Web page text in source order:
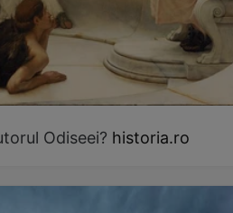
Odiseei? historia.ro